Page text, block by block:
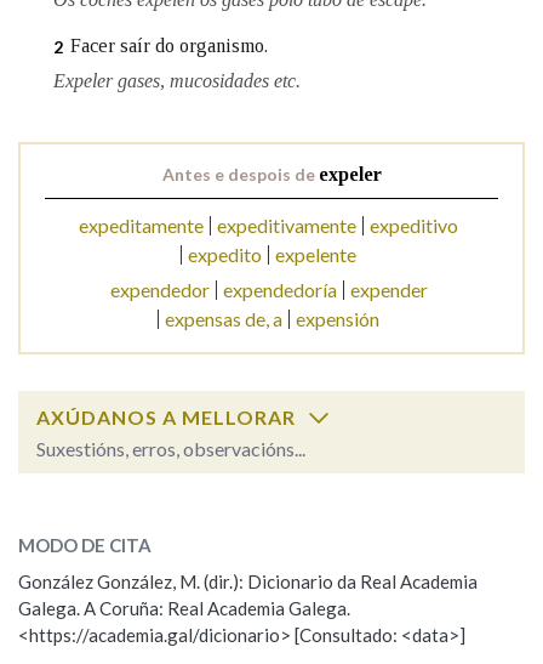
Nas definicións
Nos exemplos
Na fraseoloxía
OUTRAS OPCIÓNS DE BUSCA
LIMPAR BUSCA
2 Facer saír do organismo.
Expeler gases, mucosidades etc.
Antes e despois de expeler
expeditamente expeditivamente expeditivo
expedito expelente
expendedor
expendedoría
expender
expensas de, a expensión
AXÚDANOS A MELLORAR
Suxestións, erros, observacións...
ESCOLLE UNHA OPCIÓN:
Observación Hai un erro na palabra
Propoño mellorar a definición
MODO DE CITA
González González, M. (dir.): Dicionario da Real Academia
Galega. A Coruña: Real Academia Galega.
<https://academia.gal/dicionario> [Consultado: <data>]